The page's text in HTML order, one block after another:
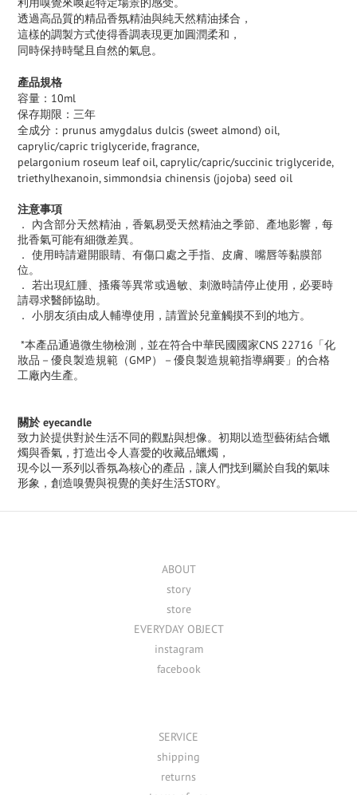
透過高品質的精品香氛精油與純天然精油揉合，
這樣的調製方式使得香調表現更加圓潤柔和，
同時保持時髦且自然的氣息。
產品規格
容量：10ml
保存期限：三年
全成分：prunus amygdalus dulcis (sweet almond) oil,
caprylic/capric triglyceride, fragrance,
pelargonium roseum leaf oil, caprylic/capric/succinic triglyceride,
triethylhexanoin, simmondsia chinensis (jojoba) seed oil
注意事項
． 內含部分天然精油，香氣易受天然精油之季節、產地影響，每
批香氣可能有細微差異。
． 使用時請避開眼睛、有傷口處之手指、皮膚、嘴唇等黏膜部
位。
． 若出現紅腫、搔癢等異常或過敏、刺激時請停止使用，必要時
請尋求醫師協助。
． 小朋友須由成人輔導使用，請置於兒童觸摸不到的地方。
*本產品通過微生物檢測，並在符合中華民國國家CNS 22716 「化
妝品－優良製造規範（GMP）－優良製造規範指導綱要」的合格
工廠內生產。
關於 eyecandle
致力於提供對於生活不同的觀點與想像。初期以造型藝術結合蠟
燭與香氣，打造出令人喜愛的收藏品蠟燭，
現今以一系列以香氛為核心的產品，讓人們找到屬於自我的氣味
形象，創造嗅覺與視覺的美好生活STORY。
ABOUT
story
store
EVERYDAY OBJECT
instagram
facebook
SERVICE
shipping
returns